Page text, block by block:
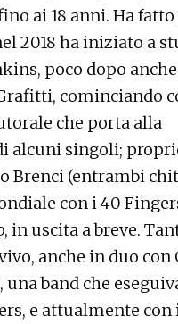
ai 18 anni. Ha
2018 ha iniziato a
poco dopo
cominciando
che porta alla
alcuni singoli;
Brenci (entrambi
con i 40
in uscita a breve.
anche in duo con
una band che
e attualmente